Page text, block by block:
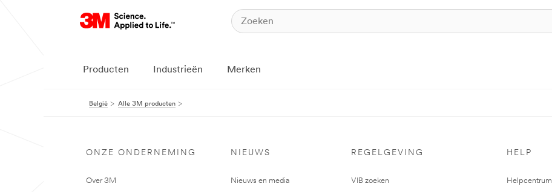
Producten Industrieën Merken
België Alle 3M producten
ONZE ONDERNEMING
Over 3M
NIEUWS
Nieuws en media
REGELGEVING
VIB zoeken
HELP
Helpcentrum